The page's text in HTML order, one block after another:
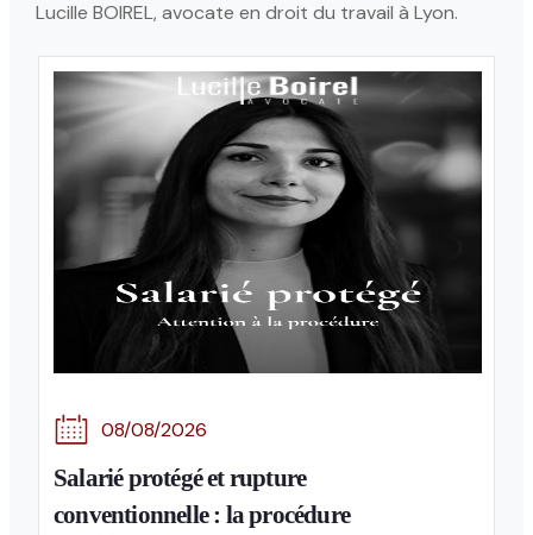
Lucille BOIREL, avocate en droit du travail à Lyon.
08/08/2026
Salarié protégé et rupture
conventionnelle : la procédure